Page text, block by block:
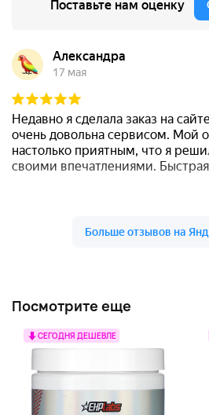
Посмотрите еще
СЕГОДНЯ ДЕШЕВЛЕ